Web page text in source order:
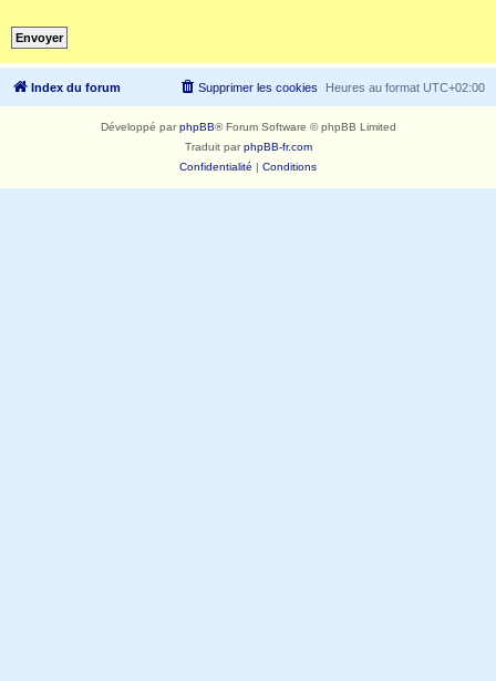
Index du forum Heures au format UTC+02:00
Supprimer les cookies
Développé parphpBB® Forum Software © phpBB Limited
Traduit parphpBB-fr.com
Confidentialité | Conditions